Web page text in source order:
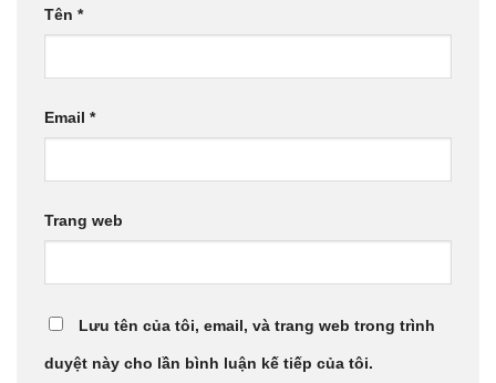
Tên *
Email *
Trang web
Lưu tên của tôi, email, và trang web trong trình
duyệt này cho lần bình luận kế tiếp của tôi.